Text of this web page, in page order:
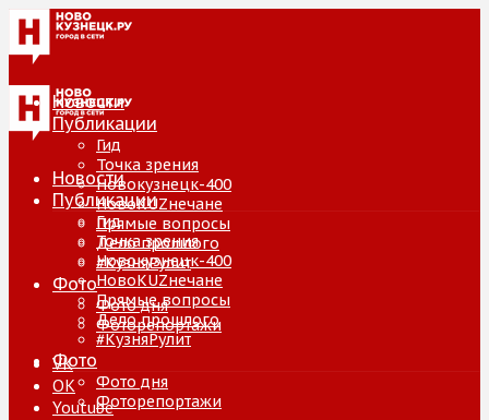
Новости
Публикации
Гид
Точка зрения
Новокузнецк-400
НовоKUZнечане
Прямые вопросы
Дело прошлого
#КузняРулит
Фото
Фото дня
Фоторепортажи
VK
ОК
Youtube
Новости
Публикации
Гид
Точка зрения
Новокузнецк-400
НовоKUZнечане
Прямые вопросы
Дело прошлого
#КузняРулит
Фото
Фото дня
Фоторепортажи